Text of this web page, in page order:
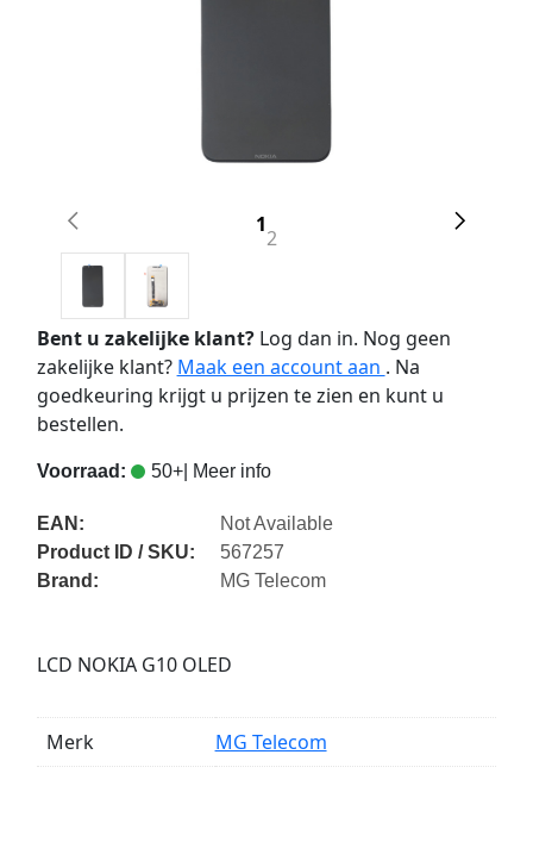
1
2
Bent u zakelijke klant?Log dan in. Nog geen
zakelijke klant? Maak een account aan . Na
goedkeuring krijgt u prijzen te zien en kunt u
bestellen.
Voorraad: 50+| Meer info
EAN:
Not Available
Product ID / SKU:
567257
Brand:
MG Telecom
LCD NOKIA G10 OLED
Merk MG Telecom